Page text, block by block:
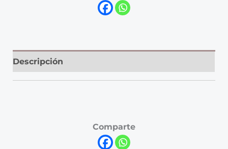
Descripción
Comparte